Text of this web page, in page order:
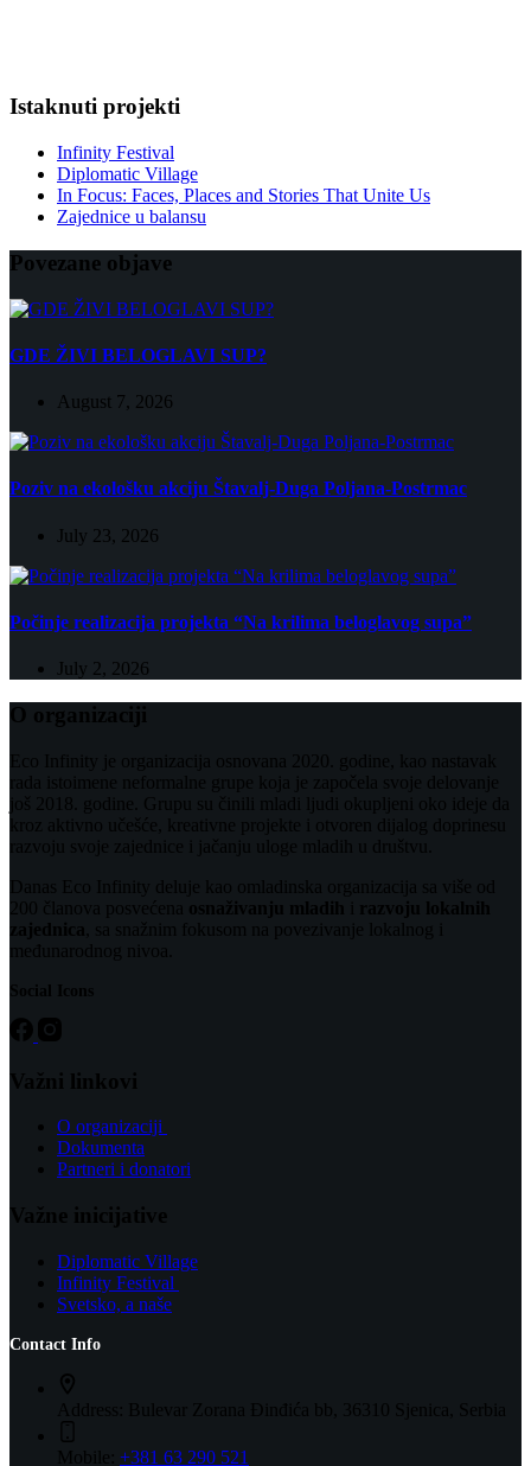
Istaknuti projekti
Infinity Festival
Diplomatic Village
In Focus: Faces, Places and Stories That Unite Us
Zajednice u balansu
Povezane objave
GDE ŽIVI BELOGLAVI SUP?
August 7, 2026
Poziv na ekološku akciju Štavalj-Duga Poljana-Postrmac
July 23, 2026
Počinje realizacija projekta “Na krilima beloglavog supa”
July 2, 2026
O organizaciji
Eco Infinity je organizacija osnovana 2020. godine, kao nastavak
rada istoimene neformalne grupe koja je započela svoje delovanje
još 2018. godine. Grupu su činili mladi ljudi okupljeni oko ideje da
kroz aktivno učešće, kreativne projekte i otvoren dijalog doprinesu
razvoju svoje zajednice i jačanju uloge mladih u društvu.
Danas Eco Infinity deluje kao omladinska organizacija sa više od
200 članova posvećena osnaživanju mladih
razvoju lokalnih
zajednica , sa snažnim fokusom na povezivanje lokalnog i
međunarodnog nivoa.
Social Icons
Važni linkovi
O organizaciji
Dokumenta
Partneri i donatori
Važne inicijative
Diplomatic Village
Infinity Festival
Svetsko, a naše
Contact Info
Address: Bulevar Zorana Đinđića bb, 36310 Sjenica, Serbia
Mobile: +381 63 290 521